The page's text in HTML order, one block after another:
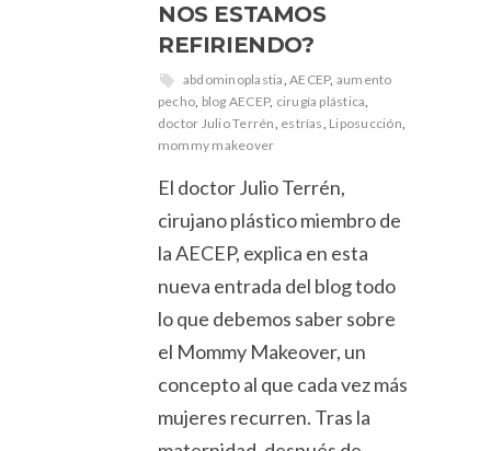
NOS ESTAMOS
REFIRIENDO?
abdominoplastia,AECEP, aumento
pecho, blog AECEP, cirugía plástica,
doctor Julio Terrén, estrías, Liposucción,
mommy makeover
El doctor Julio Terrén,
cirujano plástico miembro de
la AECEP, explica en esta
nueva entrada del blog todo
lo que debemos saber sobre
el Mommy Makeover, un
concepto al que cada vez más
mujeres recurren. Tras la